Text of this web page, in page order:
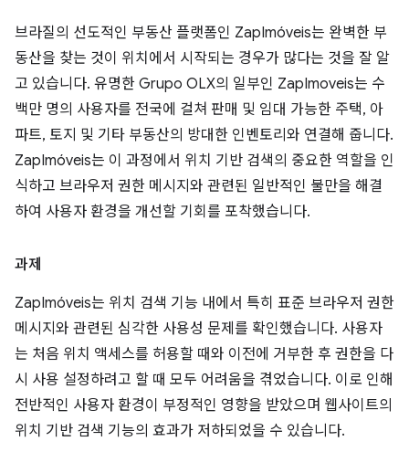
브라질의 선도적인 부동산 플랫폼인 ZapImóveis는 완벽한 부
동산을 찾는 것이 위치에서 시작되는 경우가 많다는 것을 잘 알
고 있습니다. 유명한 Grupo OLX의 일부인 ZapImoveis는 수
백만 명의 사용자를 전국에 걸쳐 판매 및 임대 가능한 주택, 아
파트, 토지 및 기타 부동산의 방대한 인벤토리와 연결해 줍니다.
ZapImóveis는 이 과정에서 위치 기반 검색의 중요한 역할을 인
식하고 브라우저 권한 메시지와 관련된 일반적인 불만을 해결
하여 사용자 환경을 개선할 기회를 포착했습니다.
과제
ZapImóveis는 위치 검색 기능 내에서 특히 표준 브라우저 권한
메시지와 관련된 심각한 사용성 문제를 확인했습니다. 사용자
는 처음 위치 액세스를 허용할 때와 이전에 거부한 후 권한을 다
시 사용 설정하려고 할 때 모두 어려움을 겪었습니다. 이로 인해
전반적인 사용자 환경이 부정적인 영향을 받았으며 웹사이트의
위치 기반 검색 기능의 효과가 저하되었을 수 있습니다.